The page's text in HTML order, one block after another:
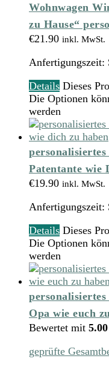
Wohnwagen
zu Hause“
€21.90 inkl. MwSt.
Anfertigungszeit:
Details Dieses
Die Optionen
werden
Patentante wie
€19.90 inkl. MwSt.
Anfertigungszeit:
Details Dieses
Die Optionen
werden
Opa wie euch
Bewertet mit 5.00
geprüfte